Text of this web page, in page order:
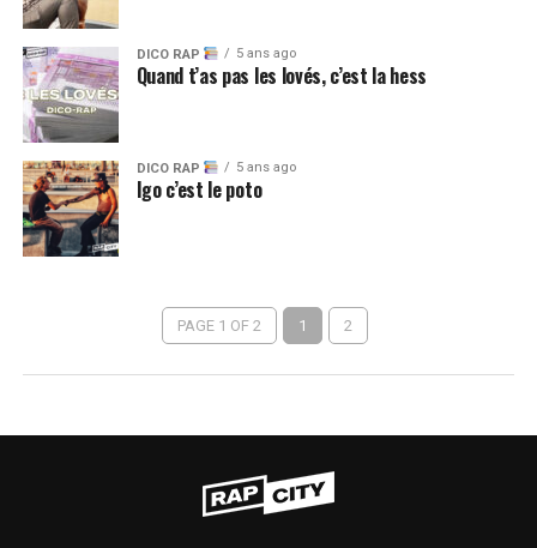
DICO RAP 5 ans ago
Quand t’as pas les lovés, c’est la hess
DICO RAP 5 ans ago
Igo c’est le poto
PAGE 1 OF 2 1 2